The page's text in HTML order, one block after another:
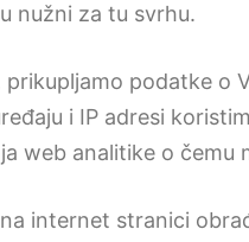
nužni za tu svrhu.
podatke o
i IP adresi
web analitike o čemu
internet stranici